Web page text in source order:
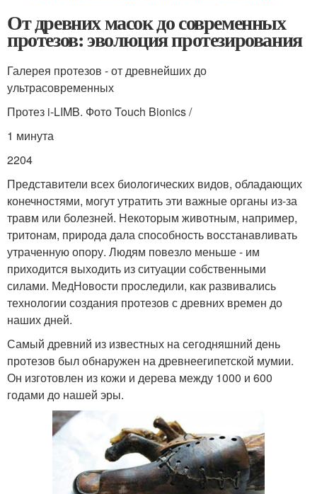
От древних масок до современных
протезов: эволюция протезирования
Галерея протезов - от древнейших до
ультрасовременных
Протез i-LIMB. Фото Touch Bionics /
1 минута
2204
Представители всех биологических видов, обладающих
конечностями, могут утратить эти важные органы из-за
травм или болезней. Некоторым животным, например,
тритонам, природа дала способность восстанавливать
утраченную опору. Людям повезло меньше - им
приходится выходить из ситуации собственными
силами. МедНовости проследили, как развивались
технологии создания протезов с древних времен до
наших дней.
Самый древний из известных на сегодняшний день
протезов был обнаружен на древнеегипетской мумии.
Он изготовлен из кожи и дерева между 1000 и 600
годами до нашей эры.